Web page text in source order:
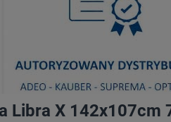
Libra X 142x107cm